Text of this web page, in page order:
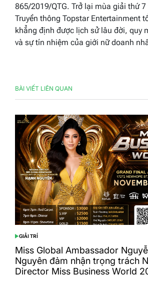
865/2019/QTG. Trở lại mùa giải thứ
Truyền thông Topstar Entertainment
khẳng định được lịch sử lâu đời, quy
và sự tín nhiệm của giới nữ doanh
BÀI VIẾT LIÊN QUAN
POSTED
IN
GIẢI TRÍ
Miss Global Ambassador
Nguyên đảm nhận trọng trách
Director Miss Business World